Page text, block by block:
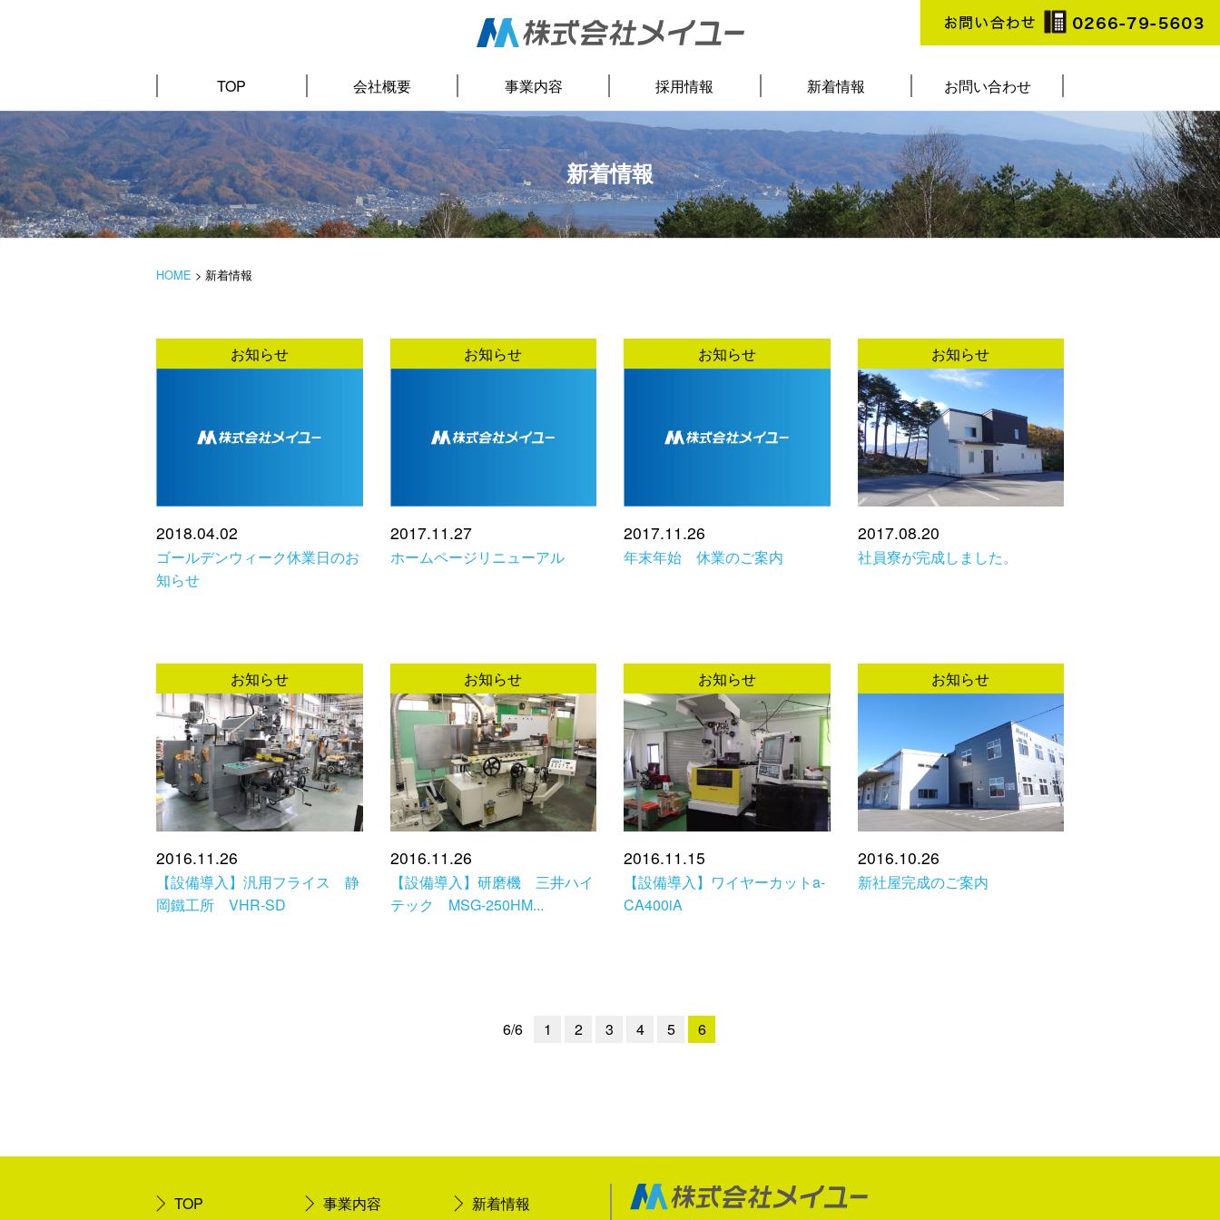
TOP 会社概要 事業内容 採用情報 新着情報 お問い合わせ
新着情報
HOME > 新着情報
お知らせ
2018.04.02
ゴールデンウィーク休業日のお
知らせ
お知らせ
2017.11.27
ホームページリニューアル
お知らせ
2017.11.26
年末年始 休業のご案内
お知らせ
2017.08.20
社員寮が完成しました。
お知らせ
2016.11.26
【設備導入】汎用フライス 静
岡鐵工所 VHR-SD
お知らせ
2016.11.26
【設備導入】研磨機 三井ハイ
テック MSG-250HM...
お知らせ
2016.11.15
【設備導入】ワイヤーカットa-
CA400iA
お知らせ
2016.10.26
新社屋完成のご案内
6/6 1 2 3 4 5 6
TOP 事業内容 新着情報